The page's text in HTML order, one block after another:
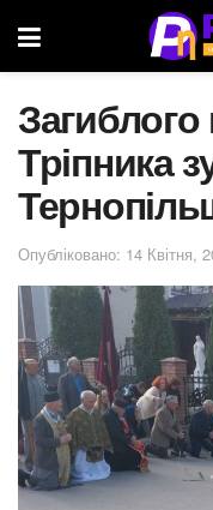
Тріпника
Опубліковано: 14 Квітня,